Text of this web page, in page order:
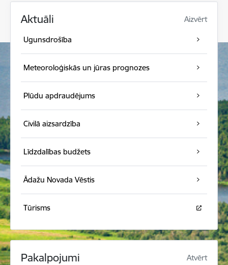
Aktuāli Aizvērt
Ugunsdrošība
Meteoroloģiskās un jūras prognozes
Plūdu apdraudējums
Civilā aizsardzība
Līdzdalības budžets
Ādažu Novada Vēstis
Tūrisms
Pakalpojumi Atvērt